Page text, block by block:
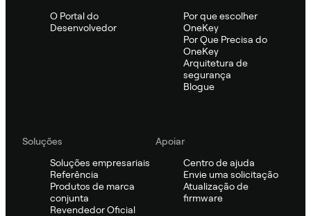
O Portal do
Desenvolvedor
Por que escolher
OneKey
Por Que Precisa do
OneKey
Arquitetura de
segurança
Blogue
Soluções
Soluções empresariais
Referência
Produtos de marca
conjunta
Revendedor Oficial
Apoiar
Centro de ajuda
Envie uma solicitação
Atualização de
firmware